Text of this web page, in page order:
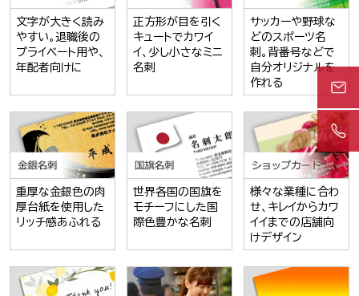
文字が大きく読み
やすい。退職後の
プライベート用や、
年配者向けに
正方形が目を引く
キュートでカワイ
イ、少し小さなミニ
名刺
サッカーや野球な
どのスポーツ名
刺。背番号などで
自分オリジナルを
作れる
重厚な金銀色の肉
厚台紙を使用した
リッチ感あふれる
世界各国の国旗を
モチーフにした国
際色豊かな名刺
様々な業種に合わ
せ、キレイからカワ
イイまでの店舗向
けデザイン